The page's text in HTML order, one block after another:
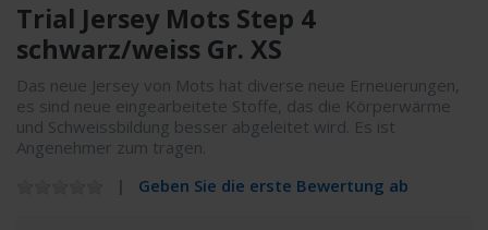
Trial Jersey Mots Step 4
schwarz/weiss Gr. XS
Das neue Jersey von Mots hat diverse neue Erneuerungen,
es sind neue eingearbeitete Stoffe, das die Körperwärme
und Schweissbildung besser abgeleitet wird. Es ist
Angenehmer zum tragen.
Geben Sie die erste Bewertung ab